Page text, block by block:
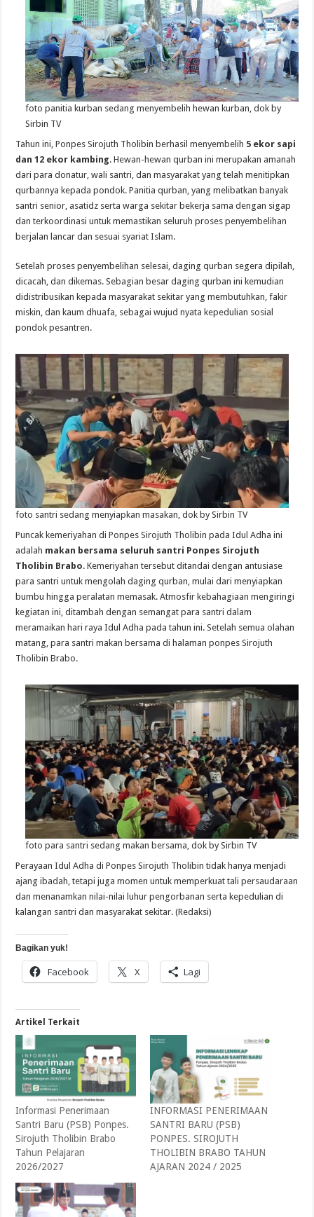
foto panitia kurban sedang menyembelih hewan kurban, dok by
Sirbin TV
Tahun ini, Ponpes Sirojuth Tholibin berhasil menyembelih 5 ekor sapi
dan 12 ekor kambing. Hewan-hewan qurban ini merupakan amanah
dari para donatur, wali santri, dan masyarakat yang telah menitipkan
qurbannya kepada pondok. Panitia qurban, yang melibatkan banyak
santri senior, asatidz serta warga sekitar bekerja sama dengan sigap
dan terkoordinasi untuk memastikan seluruh proses penyembelihan
berjalan lancar dan sesuai syariat Islam.
Setelah proses penyembelihan selesai, daging qurban segera dipilah,
dicacah, dan dikemas. Sebagian besar daging qurban ini kemudian
didistribusikan kepada masyarakat sekitar yang membutuhkan, fakir
miskin, dan kaum dhuafa, sebagai wujud nyata kepedulian sosial
pondok pesantren.
foto santri sedang menyiapkan masakan, dok by Sirbin TV
Puncak kemeriyahan di Ponpes Sirojuth Tholibin pada Idul Adha ini
adalah makan bersama seluruh santri Ponpes Sirojuth
Tholibin Brabo. Kemeriyahan tersebut ditandai dengan antusiase
para santri untuk mengolah daging qurban, mulai dari menyiapkan
bumbu hingga peralatan memasak. Atmosfir kebahagiaan mengiringi
kegiatan ini, ditambah dengan semangat para santri dalam
meramaikan hari raya Idul Adha pada tahun ini. Setelah semua olahan
matang, para santri makan bersama di halaman ponpes Sirojuth
Tholibin Brabo.
foto para santri sedang makan bersama, dok by Sirbin TV
Perayaan Idul Adha di Ponpes Sirojuth Tholibin tidak hanya menjadi
ajang ibadah, tetapi juga momen untuk memperkuat tali persaudaraan
dan menanamkan nilai-nilai luhur pengorbanan serta kepedulian di
kalangan santri dan masyarakat sekitar. (Redaksi)
Bagikan yuk!
Facebook X Lagi
Artikel Terkait
Informasi Penerimaan
Santri Baru (PSB) Ponpes.
Sirojuth Tholibin Brabo
Tahun Pelajaran
2026/2027
INFORMASI PENERIMAAN
SANTRI BARU (PSB)
PONPES. SIROJUTH
THOLIBIN BRABO TAHUN
AJARAN 2024 / 2025